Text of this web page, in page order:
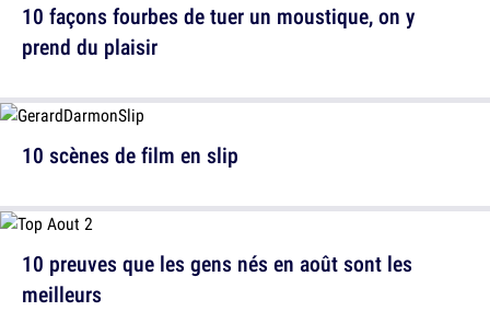
10 scènes de film en slip
10 façons fourbes de tuer un moustique, on y
prend du plaisir
10 preuves que les gens nés en août sont les
meilleurs